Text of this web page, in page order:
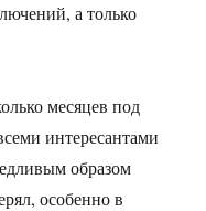
а только
месяцев под
интересантами
образом
особенно в